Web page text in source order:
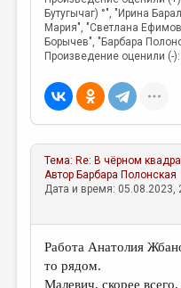
Бутугычаг) °", "Ирина
Мария", "Светлана
Борычев", "Барбара
Произведение оценили (-):
Тема: Re: В чёрном
Автор Барбара Полонская
Дата и время: 05.08.2023,
Работа Анатолия
то рядом.
Малевич, скорее